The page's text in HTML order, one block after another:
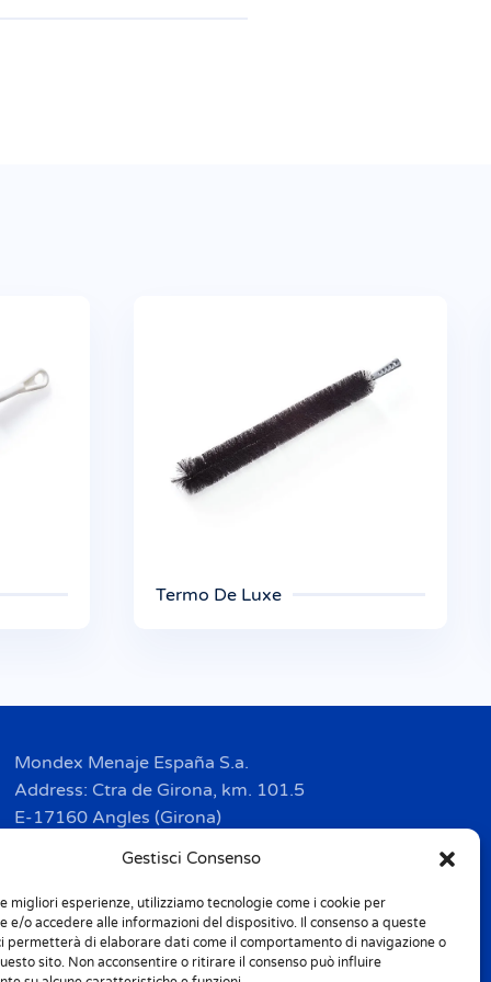
Gestisci Consenso
migliori esperienze, utilizziamo tecnologie come i cookie per
e/o accedere alle informazioni del dispositivo. Il consenso a queste
permetterà di elaborare dati come il comportamento di navigazione o
sito. Non acconsentire o ritirare il consenso può influire
Termo De Luxe
Mondex Menaje España S.a.
Address: Ctra de Girona, km. 101.5
E-17160 Angles (Girona)
info.spain@m-home.com